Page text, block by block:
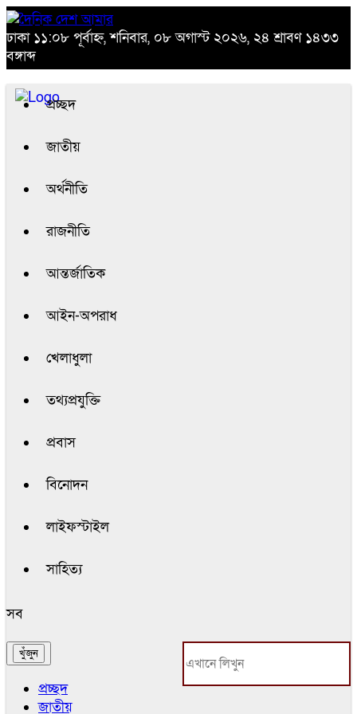
ঢাকা ১১:০৮ পূর্বাহ্ন, শনিবার, ০৮ অগাস্ট ২০২৬, ২৪ শ্রাবণ ১৪৩৩
বঙ্গাব্দ
প্রচ্ছদ
জাতীয়
অর্থনীতি
রাজনীতি
আন্তর্জাতিক
আইন-অপরাধ
খেলাধুলা
তথ্যপ্রযুক্তি
প্রবাস
বিনোদন
লাইফস্টাইল
সাহিত্য
সব
প্রচ্ছদ
জাতীয়